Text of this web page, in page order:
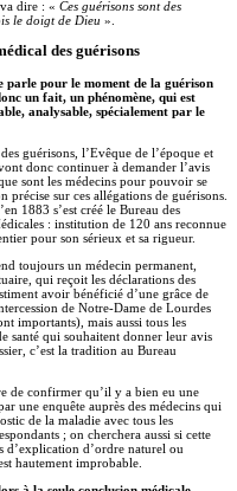
dire : « Ces guérisons sont des
le doigt de Dieu ».
des guérisons
parle pour le moment de la guérison
un fait, un phénomène, qui est
analysable, spécialement par le
guérisons, l’Evêque de l’époque et
vont donc continuer à demander l’avis
sont les médecins pour pouvoir se
précise sur ces allégations de guérisons.
1883 s’est créé le Bureau des
: institution de 120 ans reconnue
pour son sérieux et sa rigueur.
toujours un médecin permanent,
qui reçoit les déclarations des
avoir bénéficié d’une grâce de
de Notre-Dame de Lourdes
importants), mais aussi tous les
santé qui souhaitent donner leur avis
c’est la tradition au Bureau
de confirmer qu’il y a bien eu une
une enquête auprès des médecins qui
de la maladie avec tous les
; on cherchera aussi si cette
d’explication d’ordre naturel ou
hautement improbable.